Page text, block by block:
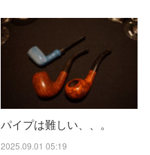
パイプは難しい、、。
2025.09.01 05:19